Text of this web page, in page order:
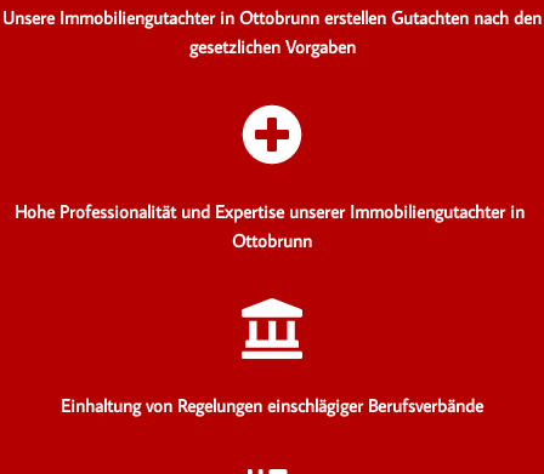
Unsere Immobiliengutachter in Ottobrunn erstellen Gutachten nach den
gesetzlichen Vorgaben
Hohe Professionalität und Expertise unserer Immobiliengutachter in
Ottobrunn
Einhaltung von Regelungen einschlägiger Berufsverbände